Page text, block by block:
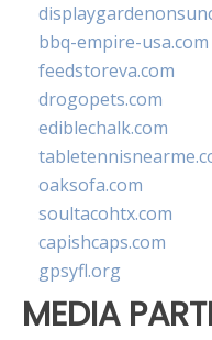
bbq-empire-usa.com
feedstoreva.com
drogopets.com
ediblechalk.com
oaksofa.com
soultacohtx.com
capishcaps.com
gpsyfl.org
MEDIA